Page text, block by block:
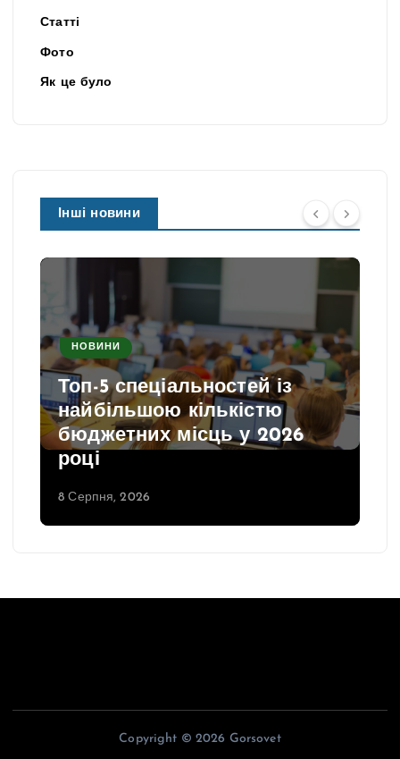
Статті
Фото
Як це було
Інші новини
НОВИНИ
Топ-5 спеціальностей із
найбільшою кількістю
бюджетних місць у 2026
році
8 Серпня, 2026
Copyright © 2026 Gorsovet